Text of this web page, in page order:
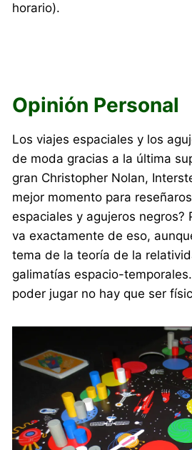
horario).
Opinión Personal
Los viajes espaciales y los
de moda gracias a la última
gran Christopher Nolan,
mejor momento para
espaciales y agujeros negros?
va exactamente de eso,
tema de la teoría de la
galimatías espacio-
poder jugar no hay que ser